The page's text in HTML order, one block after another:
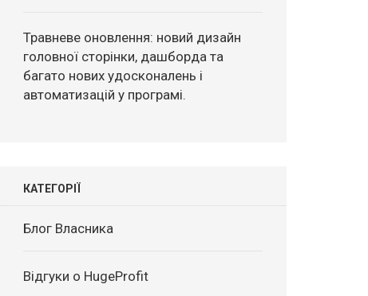
Травневе оновлення: новий дизайн
головної сторінки, дашборда та
багато нових удосконалень і
автоматизацій у програмі.
КАТЕГОРІЇ
Блог Власника
Відгуки о HugeProfit